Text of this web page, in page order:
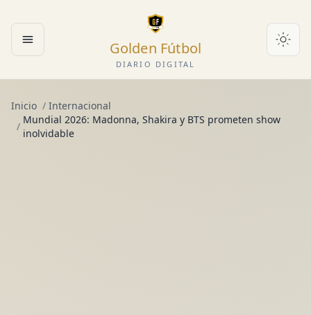
Abrir menú Golden Fútbol
DIARIO DIGITAL
Inicio / Internacional
/
Mundial 2026: Madonna, Shakira y BTS prometen show
inolvidable